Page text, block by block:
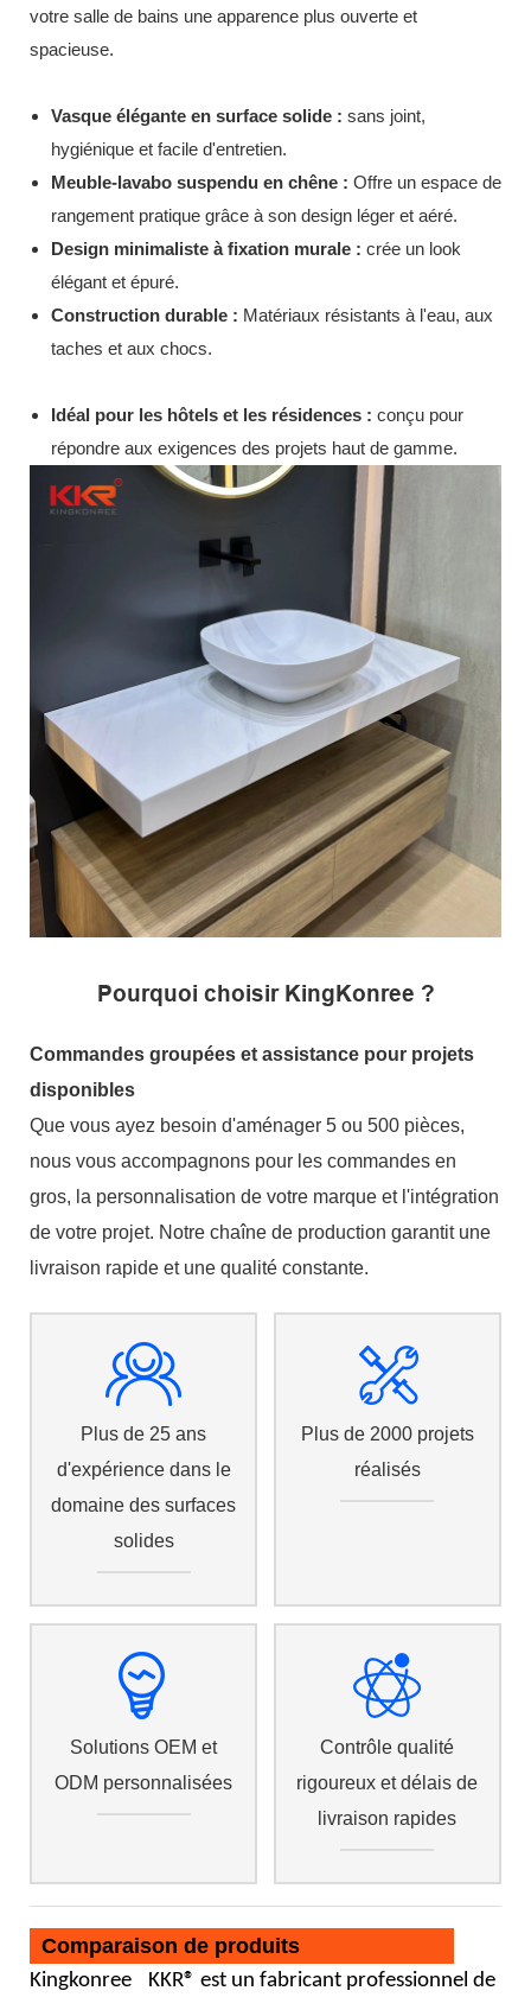
votre salle de bains une apparence plus ouverte et
spacieuse.
Vasque élégante en surface solide : sans joint,
hygiénique et facile d'entretien.
Meuble-lavabo suspendu en chêne : Offre un espace de
rangement pratique grâce à son design léger et aéré.
Design minimaliste à fixation murale : crée un look
élégant et épuré.
Construction durable : Matériaux résistants à l'eau, aux
taches et aux chocs.
Idéal pour les hôtels et les résidences : conçu pour
répondre aux exigences des projets haut de gamme.
Pourquoi choisir KingKonree ?
Commandes groupées et assistance pour projets
disponibles
Que vous ayez besoin d'aménager 5 ou 500 pièces,
nous vous accompagnons pour les commandes en
gros, la personnalisation de votre marque et l'intégration
de votre projet. Notre chaîne de production garantit une
livraison rapide et une qualité constante.
Plus de 25 ans
d'expérience dans le
domaine des surfaces
solides
Plus de 2000 projets
réalisés
Solutions OEM et
ODM personnalisées
Contrôle qualité
rigoureux et délais de
livraison rapides
Comparaison de produits
Kingkonree
KKR® est un fabricant professionnel de